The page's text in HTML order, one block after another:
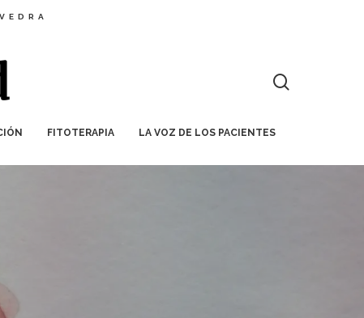
FITOTERAPIA LA VOZ DE LOS PACIENTES